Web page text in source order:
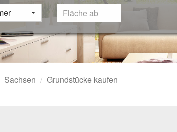
Sachsen Grundstücke kaufen